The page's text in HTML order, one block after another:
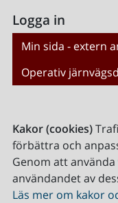
Logga in
Min sida - extern
Operativ
Kakor (cookies)
förbättra och
Genom att
användandet av
Läs mer om kakor